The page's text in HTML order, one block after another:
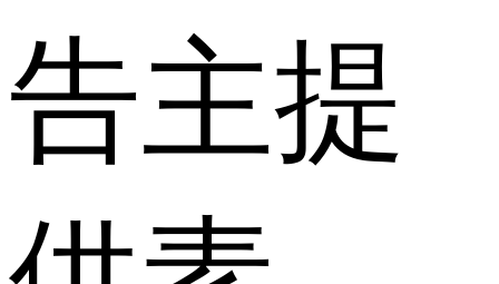
告主提